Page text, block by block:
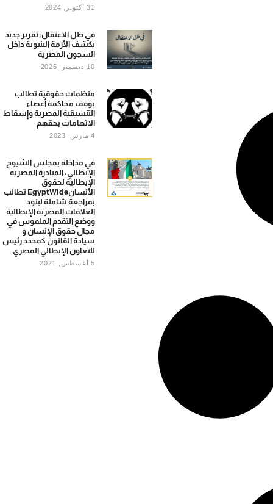
31 أكتوبر, 2024
في ظل الاعتقال: تقرير جديد
يكشف الأزمة البنيوية داخل
السجون المصرية
10 ديسمبر, 2025
‌منظمات‌ حقوقية تطالب
بوقف محاكمة ‌أعضاء‌‍‌
التنسيقية المصرية‌ ‌وإسقاط‌
‌الاتهامات‌‍‌ بحقهم‌
4 مارس, 2023
في مداخلة بمجلس الشيوخ
الإيطالي، المبادرة المصرية
الإيطالية لحقوق
الأنسانEgyptWide تطالب
بمراجعة شاملة لبنود
العلاقات المصرية الإيطالية
ووضع التقدم الملموس في
مجال حقوق الإنسان و
سیادة القانون كمحدد رئيس
للتعاون الإيطالي المصري.
5 أغسطس, 2021